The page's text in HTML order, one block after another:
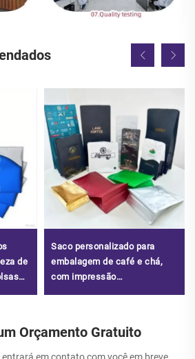
de
Saco personalizado para
embalagem de café e chá,
com impressão
Orçamento Gratuito